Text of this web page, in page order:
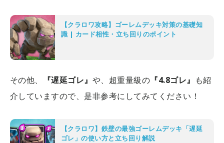
【クラロワ攻略】ゴーレムデッキ対策の基礎知
識 | カード相性・立ち回りのポイント
その他、 『遅延ゴレ』 や、超重量級の 『4.8ゴレ』 も紹
介していますので、是非参考にしてみてください！
【クラロワ】鉄壁の最強ゴーレムデッキ「遅延
ゴレ」の使い方と立ち回り解説